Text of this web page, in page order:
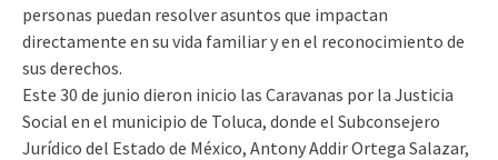
personas puedan resolver asuntos que impactan
directamente en su vida familiar y en el reconocimiento de
sus derechos.
Este 30 de junio dieron inicio las Caravanas por la Justicia
Social en el municipio de Toluca, donde el Subconsejero
Jurídico del Estado de México, Antony Addir Ortega Salazar,